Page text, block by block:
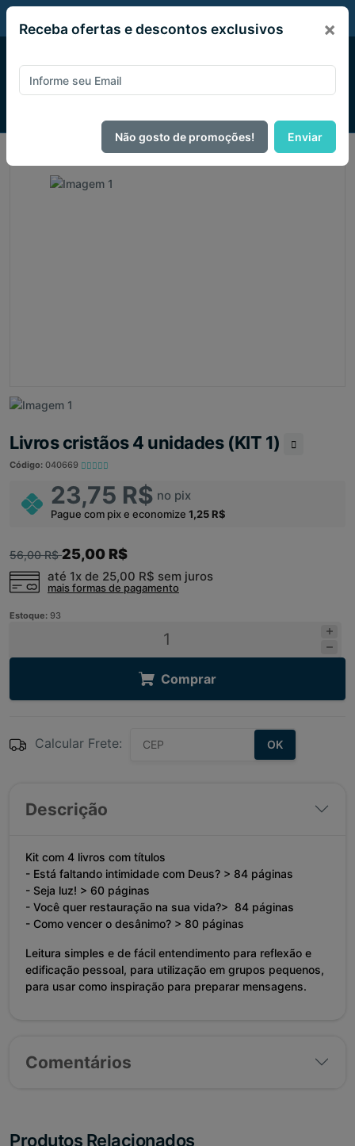
Livros cristãos 4 unidades (KIT 1)
Código: 040669
23,75 R$ no pix
Pague com pix e economize 1,25 R$
56,00 R$25,00 R$
até 1x de 25,00 R$ sem juros
mais formas de pagamento
Estoque: 93
Comprar
Calcular Frete: OK
Descrição
Kit com 4 livros com títulos
- Está faltando intimidade com Deus? > 84 páginas
- Seja luz! > 60 páginas
- Você quer restauração na sua vida?> 84 páginas
- Como vencer o desânimo? > 80 páginas
Leitura simples e de fácil entendimento para reflexão e
edificação pessoal, para utilização em grupos pequenos,
para usar como inspiração para preparar mensagens.
Comentários
Produtos Relacionados
Receba ofertas e descontos exclusivos ×
Não gosto de promoções! Enviar